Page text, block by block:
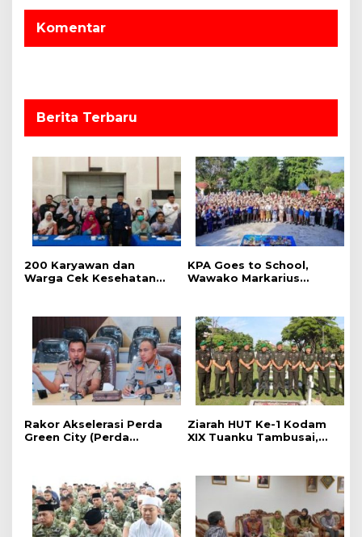
i
pKomentar
Berita Terbaru
‎200 Karyawan dan
Warga Cek Kesehatan
‎KPA Goes to School,
‎Wawako Markarius
Kalangan Pelajar
Rakor Akselerasi Perda
Green City (Perda
Kota Pekanbaru dan Tim
Pakar
Ziarah HUT Ke-1 Kodam
XIX Tuanku Tambusai,
Khidmat